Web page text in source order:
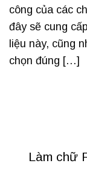
công của các
đây sẽ cung
liệu này, cũng
chọn đúng […]
Làm chữ